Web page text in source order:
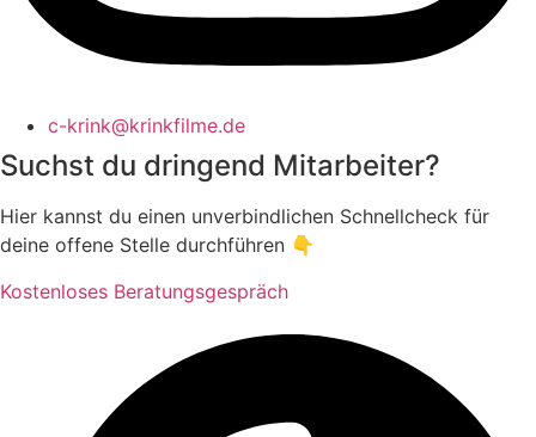
c-krink@krinkfilme.de
Suchst du dringend Mitarbeiter?
Hier kannst du einen unverbindlichen Schnellcheck für
deine offene Stelle durchführen 👇
Kostenloses Beratungsgespräch